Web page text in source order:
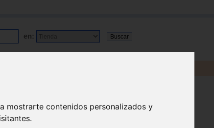
mostrarte contenidos personalizados y
en: